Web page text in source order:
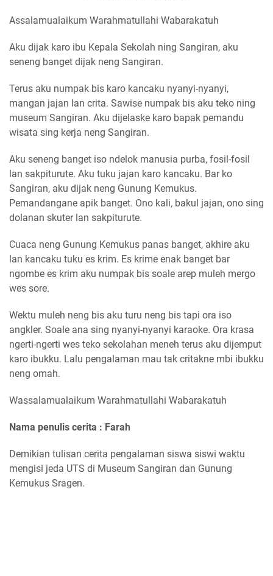
Assalamualaikum Warahmatullahi Wabarakatuh
Aku dijak karo ibu Kepala Sekolah ning Sangiran, aku
seneng banget dijak neng Sangiran.
Terus aku numpak bis karo kancaku nyanyi-nyanyi,
mangan jajan lan crita. Sawise numpak bis aku teko ning
museum Sangiran. Aku dijelaske karo bapak pemandu
wisata sing kerja neng Sangiran.
Aku seneng banget iso ndelok manusia purba, fosil-fosil
lan sakpiturute. Aku tuku jajan karo kancaku. Bar ko
Sangiran, aku dijak neng Gunung Kemukus.
Pemandangane apik banget. Ono kali, bakul jajan, ono sing
dolanan skuter lan sakpiturute.
Cuaca neng Gunung Kemukus panas banget, akhire aku
lan kancaku tuku es krim. Es krime enak banget bar
ngombe es krim aku numpak bis soale arep muleh mergo
wes sore.
Wektu muleh neng bis aku turu neng bis tapi ora iso
angkler. Soale ana sing nyanyi-nyanyi karaoke. Ora krasa
ngerti-ngerti wes teko sekolahan meneh terus aku dijemput
karo ibukku. Lalu pengalaman mau tak critakne mbi ibukku
neng omah.
Wassalamualaikum Warahmatullahi Wabarakatuh
Nama penulis cerita : Farah
Demikian tulisan cerita pengalaman siswa siswi waktu
mengisi jeda UTS di Museum Sangiran dan Gunung
Kemukus Sragen.